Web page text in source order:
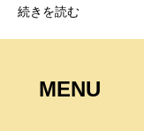
続きを読む
MENU